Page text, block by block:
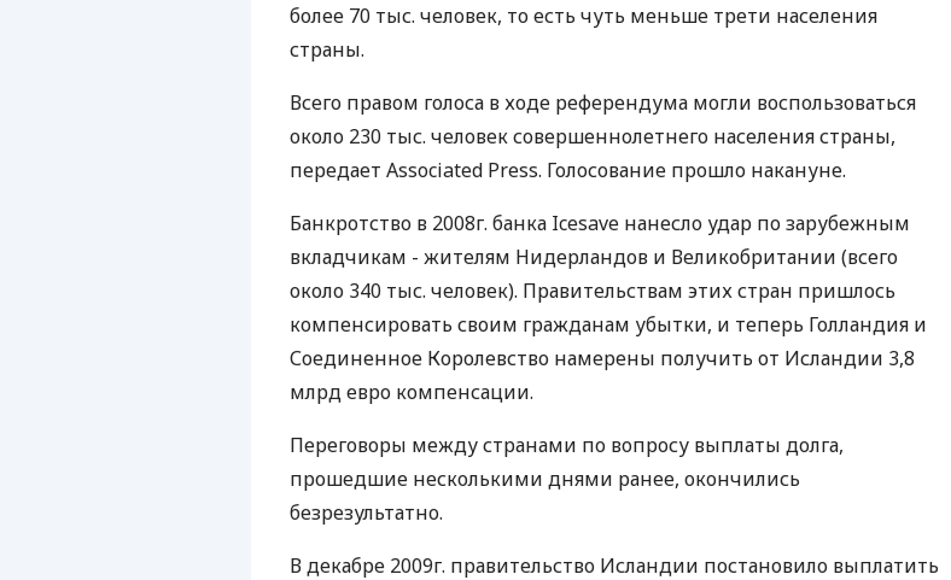
более 70 тыс. человек, то есть чуть меньше трети населения
страны.
Всего правом голоса в ходе референдума могли воспользоваться
около 230 тыс. человек совершеннолетнего населения страны,
передает Associated Press. Голосование прошло накануне.
Банкротство в 2008г. банка Icesave нанесло удар по зарубежным
вкладчикам - жителям Нидерландов и Великобритании (всего
около 340 тыс. человек). Правительствам этих стран пришлось
компенсировать своим гражданам убытки, и теперь Голландия и
Соединенное Королевство намерены получить от Исландии 3,8
млрд евро компенсации.
Переговоры между странами по вопросу выплаты долга,
прошедшие несколькими днями ранее, окончились
безрезультатно.
В декабре 2009г. правительство Исландии постановило выплатить